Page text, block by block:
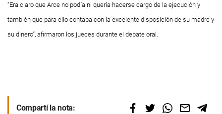
“Era claro que Arce no podía ni quería hacerse cargo de la ejecución y
también que para ello contaba con la excelente disposición de su madre y
su dinero”, afirmaron los jueces durante el debate oral.
Compartí la nota: